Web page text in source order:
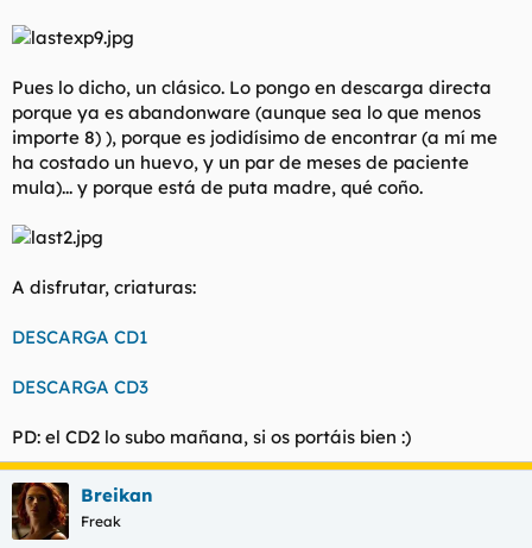
Pues lo dicho, un clásico. Lo pongo en descarga directa
porque ya es abandonware (aunque sea lo que menos
importe 8) ), porque es jodidísimo de encontrar (a mí me
ha costado un huevo, y un par de meses de paciente
mula)... y porque está de puta madre, qué coño.
A disfrutar, criaturas:
DESCARGA CD1
DESCARGA CD3
PD: el CD2 lo subo mañana, si os portáis bien :)
Breikan
Freak